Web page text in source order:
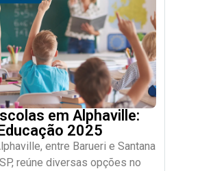
em Alphaville:
2025
entre Barueri e Santana
reúne diversas opções no